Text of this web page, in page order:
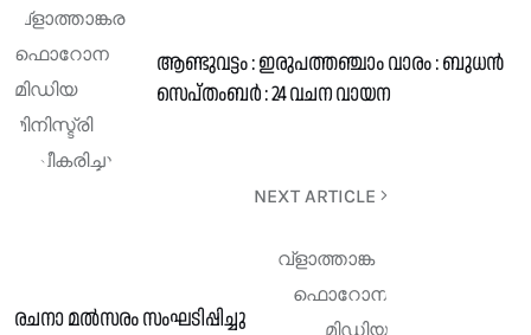
ആണ്ടുവട്ടം : ഇരുപത്തഞ്ചാം വാരം : ബുധൻ
സെപ്തംബർ : 24 വചന വായന
NEXT ARTICLE
രചനാ മൽസരം സംഘടിപ്പിച്ചു